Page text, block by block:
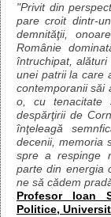
"Privit din
pare croit dintr-
demnităţii,
Românie
întruchipat,
unei patrii la care
contemporanii săi
o, cu tenacitate
despărţirii de
înţeleagă
decenii, memoria
spre a respinge
parte din energia
ne să cădem
Profesor Ioan
Politice,